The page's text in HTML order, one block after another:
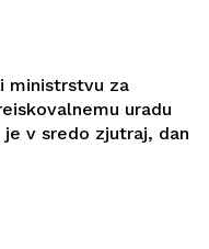
ministrstvu za
uradu
v sredo zjutraj, dan